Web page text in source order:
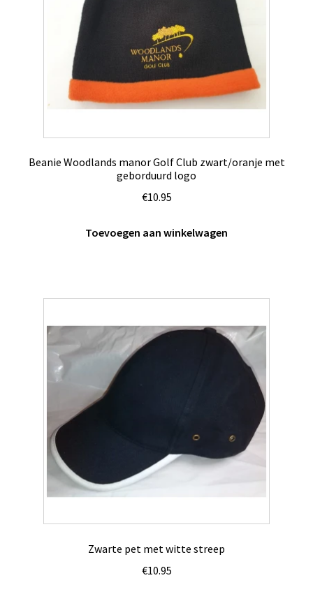
Beanie Woodlands manor Golf Club zwart/oranje met
geborduurd logo
€10.95
Toevoegen aan winkelwagen
Zwarte pet met witte streep
€10.95